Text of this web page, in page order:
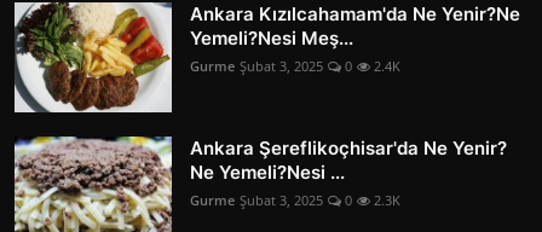
Ankara Kızılcahamam'da Ne Yenir?Ne
Yemeli?Nesi Meş...
Gurme Şubat 3, 2025 0 2.4K
Ankara Şereflikoçhisar'da Ne Yenir?
Ne Yemeli?Nesi ...
Gurme Şubat 3, 2025 0 2.3K